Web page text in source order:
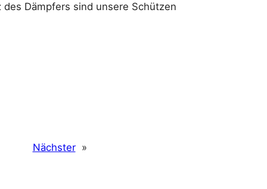
des Dämpfers sind unsere Schützen
Nächster »